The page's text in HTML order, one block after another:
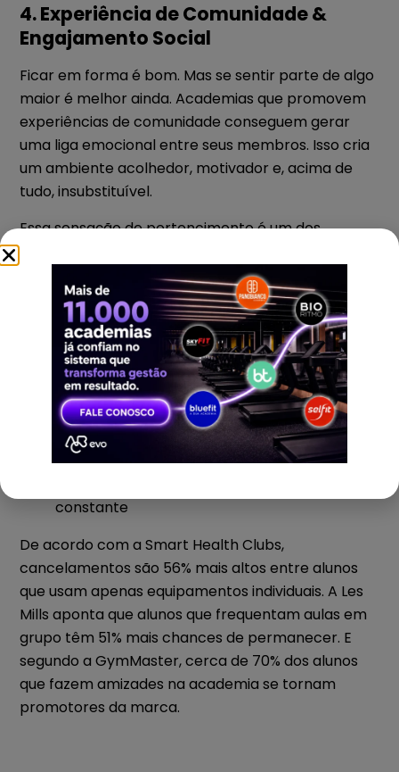
4. Experiência de Comunidade &
Engajamento Social
Ficar em forma é bom. Mas se sentir parte de algo
maior é melhor ainda. Academias que promovem
experiências de comunidade conseguem gerar
uma liga emocional entre seus membros. Isso cria
um ambiente acolhedor, motivador e, acima de
tudo, insubstituível.
Essa sensação de pertencimento é um dos
Formas de criar uma comunidade
forte:
Aulas em grupo com metas coletivas
Desafios entre turmas com placares visíveis
Eventos internos e celebrações de
conquistas
constante
De acordo com a Smart Health Clubs,
cancelamentos são 56% mais altos entre alunos
que usam apenas equipamentos individuais. A Les
Mills aponta que alunos que frequentam aulas em
grupo têm 51% mais chances de permanecer. E
segundo a GymMaster, cerca de 70% dos alunos
que fazem amizades na academia se tornam
promotores da marca.